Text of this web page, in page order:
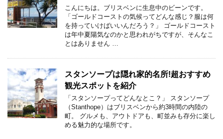
こんにちは。ブリスベンに生息中のビーンです。
「ゴールドコーストの気候ってどんな感じ？服は何
を持っていけばいいんだろう？」 ゴールドコースト
は年中夏陽気なのかと思われがちですが、そんなこ
とはありません …
スタンソープは隠れ家的名所!超おすすめ
観光スポットを紹介
「スタンソープってどんなとこ？」 スタンソープ
（Stanthope）はブリスベンから約3時間の内陸の
町。 グルメも、アウトドアも、町並みも存分に楽し
める魅力的な場所です。